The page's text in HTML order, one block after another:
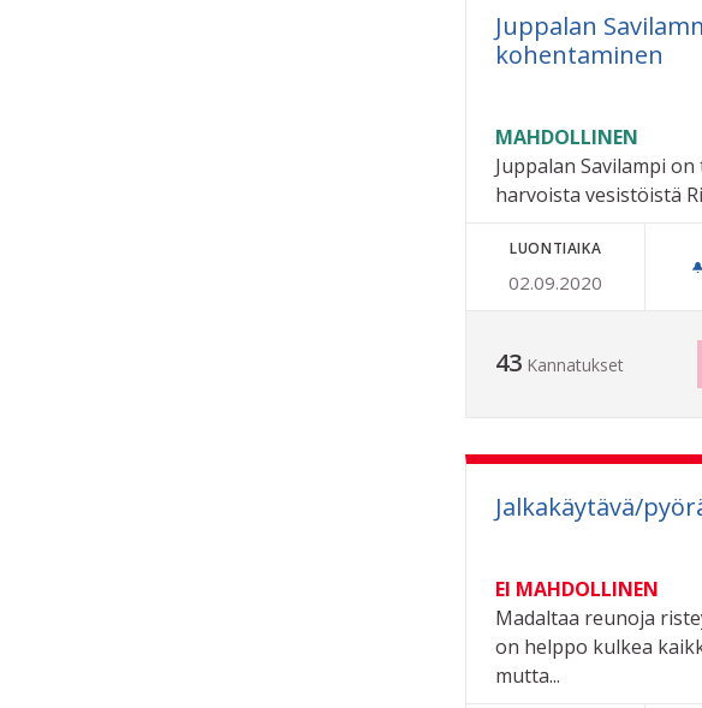
Juppalan
kohentaminen
MAHDOLLINEN
Juppalan Savilampi
harvoista vesistöistä
LUONTIAIKA
02.09.2020
43 Kannatukset
Jalkakäytävä/
EI MAHDOLLINEN
Madaltaa reunoja
on helppo kulkea
mutta...